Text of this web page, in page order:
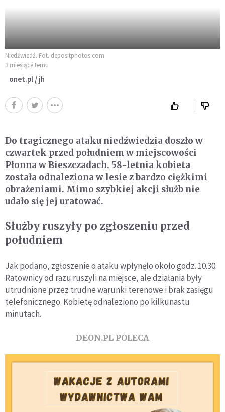
Niedźwiedź. Fot. depositphotos.com
3 miesiące temu
onet.pl / jh
Do tragicznego ataku niedźwiedzia doszło w
czwartek przed południem w miejscowości
Płonna w Bieszczadach. 58-letnia kobieta
została odnaleziona w lesie z bardzo ciężkimi
obrażeniami. Mimo szybkiej akcji służb nie
udało się jej uratować.
Służby ruszyły po zgłoszeniu przed
południem
Jak podano, zgłoszenie o ataku wpłynęło około godz. 10.30.
Ratownicy od razu ruszyli na miejsce, ale działania były
utrudnione przez trudne warunki terenowe i brak zasięgu
telefonicznego. Kobietę odnaleziono po kilkunastu
minutach.
DEON.PL POLECA